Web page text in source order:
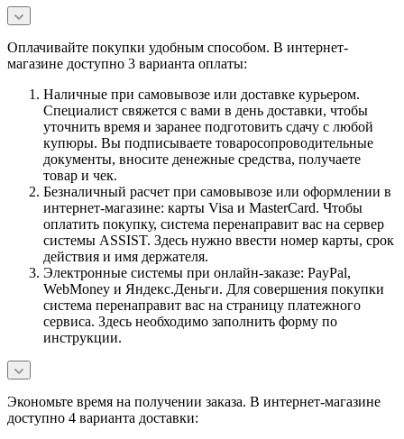
Оплачивайте покупки удобным способом. В интернет-
магазине доступно 3 варианта оплаты:
Наличные при самовывозе или доставке курьером.
Специалист свяжется с вами в день доставки, чтобы
уточнить время и заранее подготовить сдачу с любой
купюры. Вы подписываете товаросопроводительные
документы, вносите денежные средства, получаете
товар и чек.
Безналичный расчет при самовывозе или оформлении в
интернет-магазине: карты Visa и MasterCard. Чтобы
оплатить покупку, система перенаправит вас на сервер
системы ASSIST. Здесь нужно ввести номер карты, срок
действия и имя держателя.
Электронные системы при онлайн-заказе: PayPal,
WebMoney и Яндекс.Деньги. Для совершения покупки
система перенаправит вас на страницу платежного
сервиса. Здесь необходимо заполнить форму по
инструкции.
Экономьте время на получении заказа. В интернет-магазине
доступно 4 варианта доставки: